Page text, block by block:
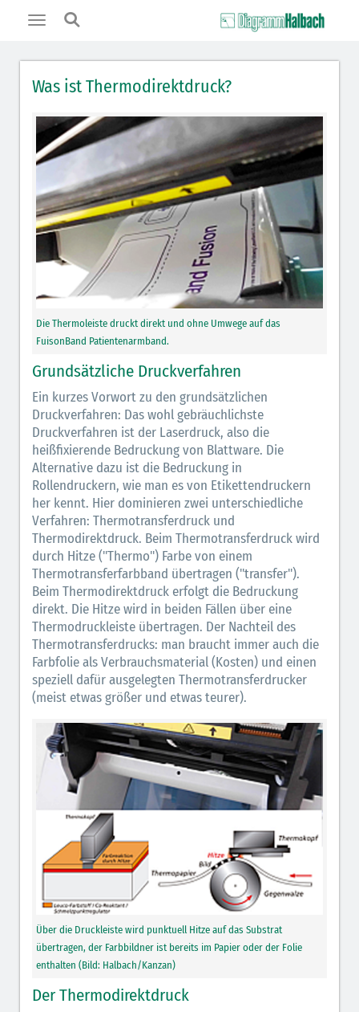
Toggle
Was ist Thermodirektdruck?
Die Thermoleiste druckt direkt und ohne Umwege auf das
FuisonBand Patientenarmband.
Grundsätzliche Druckverfahren
Ein kurzes Vorwort zu den grundsätzlichen
Druckverfahren: Das wohl gebräuchlichste
Druckverfahren ist der Laserdruck, also die
heißfixierende Bedruckung von Blattware. Die
Alternative dazu ist die Bedruckung in
Rollendruckern, wie man es von Etikettendruckern
her kennt. Hier dominieren zwei unterschiedliche
Verfahren: Thermotransferdruck und
Thermodirektdruck. Beim Thermotransferdruck wird
durch Hitze ("Thermo") Farbe von einem
Thermotransferfarbband übertragen ("transfer").
Beim Thermodirektdruck erfolgt die Bedruckung
direkt. Die Hitze wird in beiden Fällen über eine
Thermodruckleiste übertragen. Der Nachteil des
Thermotransferdrucks: man braucht immer auch die
Farbfolie als Verbrauchsmaterial (Kosten) und einen
speziell dafür ausgelegten Thermotransferdrucker
(meist etwas größer und etwas teurer).
Über die Druckleiste wird punktuell Hitze auf das Substrat
übertragen, der Farbbildner ist bereits im Papier oder der Folie
enthalten (Bild: Halbach/Kanzan)
Der Thermodirektdruck